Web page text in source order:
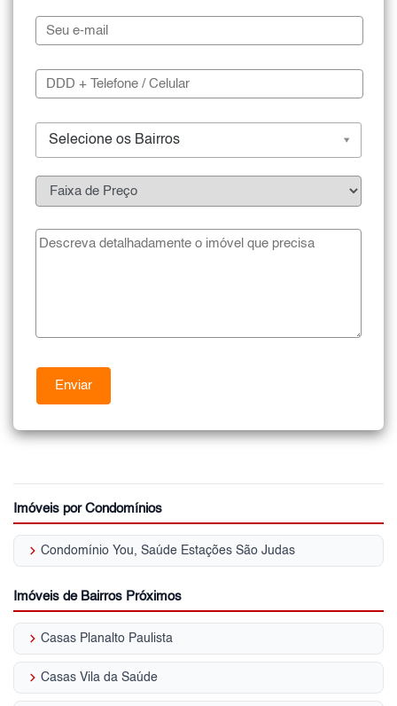
Selecione os Bairros
Imóveis por Condomínios
keyboard_arrow_right Condomínio You, Saúde Estações São Judas
Imóveis de Bairros Próximos
keyboard_arrow_right Casas Planalto Paulista
keyboard_arrow_right Casas Vila da Saúde